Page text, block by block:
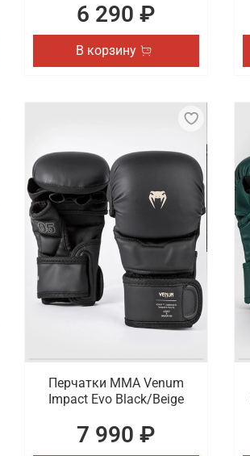
6 290 ₽
В корзину
Перчатки ММА Venum
Impact Evo Black/Beige
7 990 ₽